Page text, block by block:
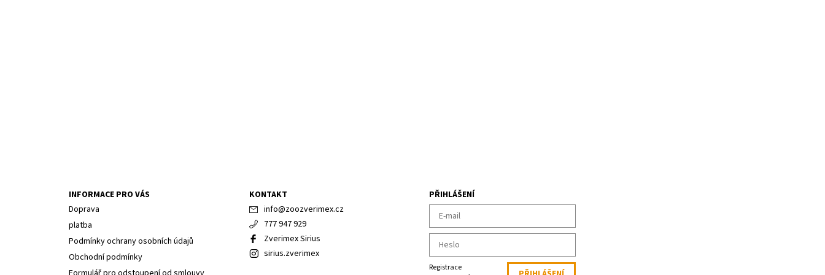
INFORMACE PRO VÁS
Doprava
platba
Podmínky ochrany osobních údajů
Obchodní podmínky
KONTAKT
info@zoozverimex.cz
777 947 929
Zverimex Sirius
sirius.zverimex
PŘIHLÁŠENÍ
Registrace